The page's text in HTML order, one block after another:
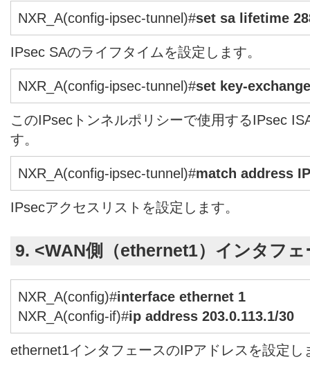
NXR_A(config-ipsec-tunnel)#set sa lifetime
IPsec SAのライフタイムを設定します。
NXR_A(config-ipsec-tunnel)#set key-
このIPsecトンネルポリシーで使用するIPsec
す。
NXR_A(config-ipsec-tunnel)#match address
IPsecアクセスリストを設定します。
9. <WAN側（ethernet1）インタフェ
NXR_A(config)#interface ethernet 1
NXR_A(config-if)#ip address 203.0.113.1/30
ethernet1インタフェースのIPアドレスを設定し